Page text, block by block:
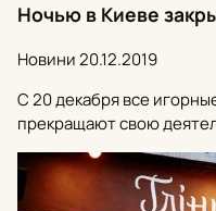
Ночью в Киеве
Новини20.12.2019
С 20 декабря все
прекращают свою